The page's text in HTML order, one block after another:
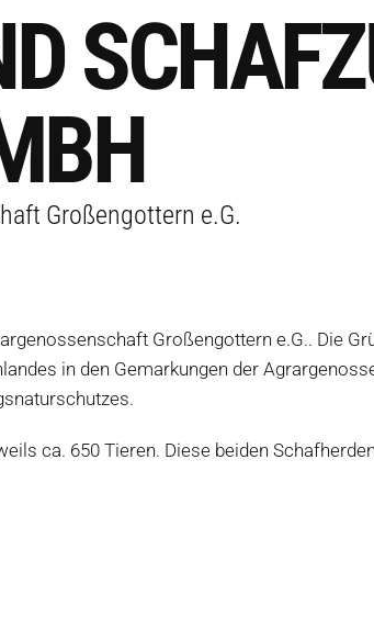
Großengottern e.G.
Großengottern e.G.. Die
in den Gemarkungen der
ca. 650 Tieren. Diese beiden